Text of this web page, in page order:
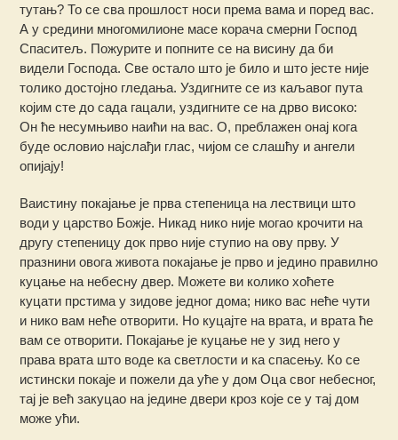
тутањ? То се сва прошлост носи према вама и поред вас.
А у средини многомилионе масе корача смерни Господ
Спаситељ. Пожурите и попните се на висину да би
видели Господа. Све остало што је било и што јесте није
толико достојно гледања. Уздигните се из каљавог пута
којим сте до сада гацали, уздигните се на дрво високо:
Он ће несумњиво наићи на вас. О, преблажен онај кога
буде ословио најслађи глас, чијом се слашћу и ангели
опијају!
Ваистину покајање је прва степеница на лествици што
води у царство Божје. Никад нико није могао крочити на
другу степеницу док прво није ступио на ову прву. У
празнини овога живота покајање је прво и једино правилно
куцање на небесну двер. Можете ви колико хоћете
куцати прстима у зидове једног дома; нико вас неће чути
и нико вам неће отворити. Но куцајте на врата, и врата ће
вам се отворити. Покајање је куцање не у зид него у
права врата што воде ка светлости и ка спасењу. Ко се
истински покаје и пожели да уће у дом Оца свог небесног,
тај је већ закуцао на једине двери кроз које се у тај дом
може ући.